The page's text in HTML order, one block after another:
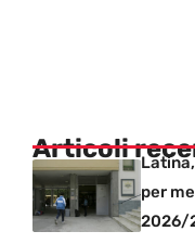
Articoli
per
2026/